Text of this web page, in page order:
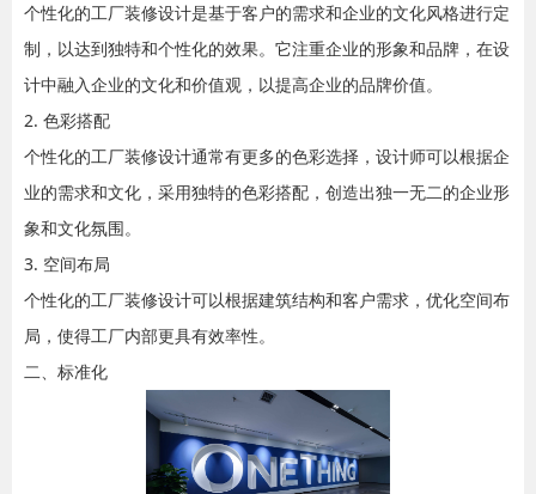
个性化的工厂装修设计是基于客户的需求和企业的文化风格进行定
制，以达到独特和个性化的效果。它注重企业的形象和品牌，在设
计中融入企业的文化和价值观，以提高企业的品牌价值。
2. 色彩搭配
个性化的工厂装修设计通常有更多的色彩选择，设计师可以根据企
业的需求和文化，采用独特的色彩搭配，创造出独一无二的企业形
象和文化氛围。
3. 空间布局
个性化的工厂装修设计可以根据建筑结构和客户需求，优化空间布
局，使得工厂内部更具有效率性。
二、标准化